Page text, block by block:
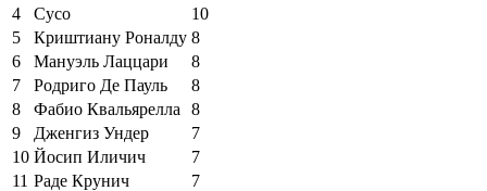
4
Сусо
10
5
Криштиану Роналду 8
6
Мануэль Лаццари
8
7
Родриго Де Пауль
8
8
Фабио Квальярелла
8
9
Дженгиз Ундер
7
10 Йосип Иличич
7
11 Раде Крунич
7